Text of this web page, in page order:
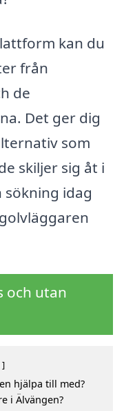
kan du
från
de
Det ger dig
som
skiljer sig åt i
idag
och utan
hjälpa till med?
i Älvängen?